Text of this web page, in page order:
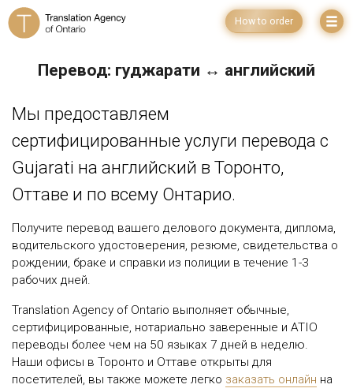
How to order
Перевод: гуджарати ↔ английский
Мы предоставляем
сертифицированные услуги перевода с
Gujarati на английский в Торонто,
Оттаве и по всему Онтарио.
Получите перевод вашего делового документа, диплома,
водительского удостоверения, резюме, свидетельства о
рождении, браке и справки из полиции в течение 1-3
рабочих дней.
Translation Agency of Ontario выполняет обычные,
сертифицированные, нотариально заверенные и ATIO
переводы более чем на 50 языках 7 дней в неделю.
Наши офисы в Торонто и Оттаве открыты для
посетителей, вы также можете легко заказать онлайн на